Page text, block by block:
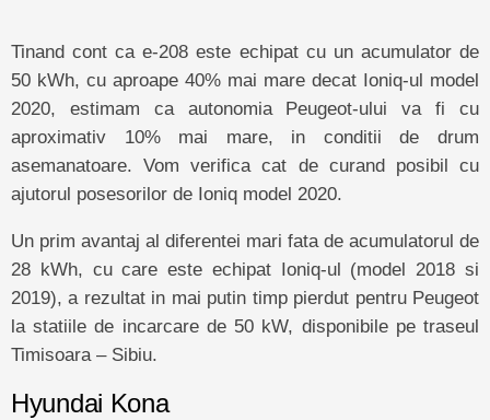
Tinand cont ca e-208 este echipat cu un acumulator de
50 kWh, cu aproape 40% mai mare decat Ioniq-ul model
2020, estimam ca autonomia Peugeot-ului va fi cu
aproximativ 10% mai mare, in conditii de drum
asemanatoare. Vom verifica cat de curand posibil cu
ajutorul posesorilor de Ioniq model 2020.
Un prim avantaj al diferentei mari fata de acumulatorul de
28 kWh, cu care este echipat Ioniq-ul (model 2018 si
2019), a rezultat in mai putin timp pierdut pentru Peugeot
la statiile de incarcare de 50 kW, disponibile pe traseul
Timisoara – Sibiu.
Hyundai Kona